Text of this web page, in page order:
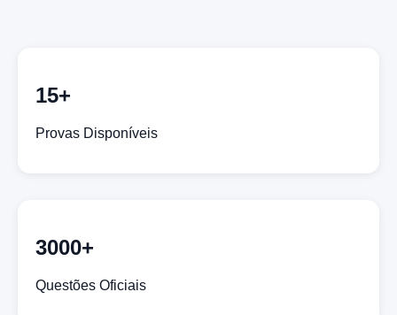
15+
Provas Disponíveis
3000+
Questões Oficiais